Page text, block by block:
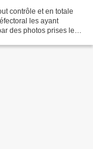
contrôle et en totale
les ayant
des photos prises le